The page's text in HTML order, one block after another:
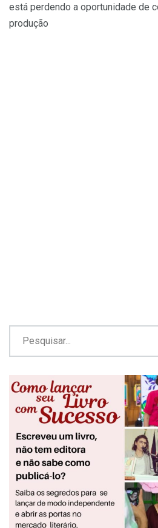
está perdendo a oportunidade de
produção